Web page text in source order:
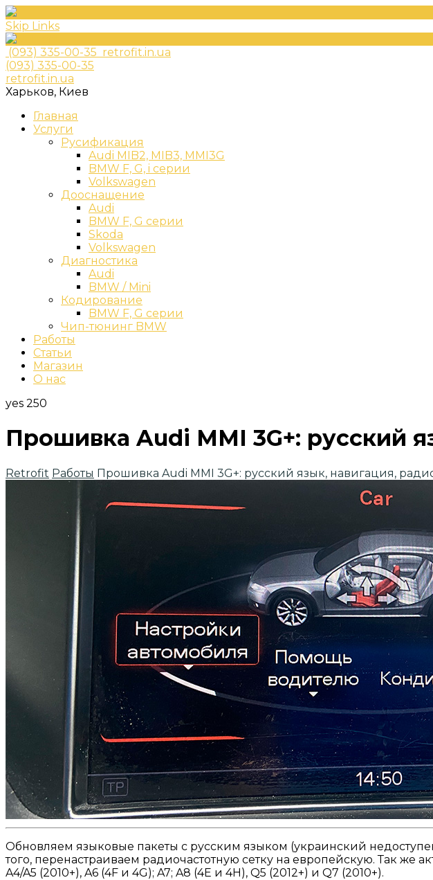
Skip Links
(093) 335-00-35 retrofit.in.ua
(093) 335-00-35
retrofit.in.ua
Харьков, Киев
Главная
Услуги
Русификация
Audi MIB2, MIB3, MMI3G
BMW F, G, i серии
Volkswagen
Дооснащение
Audi
BMW F, G серии
Skoda
Volkswagen
Диагностика
Audi
BMW / Mini
Кодирование
BMW F, G серии
Чип-тюнинг BMW
Работы
Статьи
Магазин
О нас
yes 250
Прошивка Audi MMI 3G+: русский
Retrofit Работы Прошивка Audi MMI 3G+: русский язык, навигация,
Обновляем языковые пакеты с русским языком (украинский
того, перенастраиваем радиочастотную сетку на европейскую. Так же
A4/A5 (2010+), A6 (4F и 4G); A7; A8 (4E и 4H), Q5 (2012+) и Q7 (2010+).